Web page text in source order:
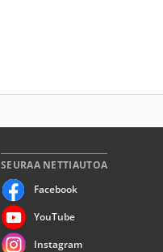
SEURAA NETTIAUTOA
Facebook
YouTube
Instagram